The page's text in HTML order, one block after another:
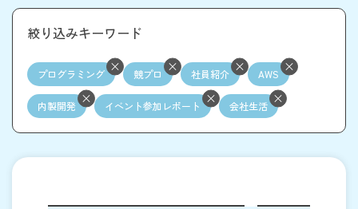
絞り込みキーワード
プログラミング 競プロ 社員紹介 AWS
内製開発 イベント参加レポート 会社生活